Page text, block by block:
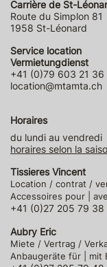
Carrière de St-
Route du Simplon 81
1958 St-Léonard
Service location
Vermietungdienst
+41 (0)79 603 21 36
location@mtamta.ch
Horaires
du lundi au vendredi
horaires selon la
Tissieres Vincent
Location / contrat /
Accessoires pour |
+41 (0)27 205 79 38
Aubry Eric
Miete / Vertrag /
Anbaugeräte für | mit